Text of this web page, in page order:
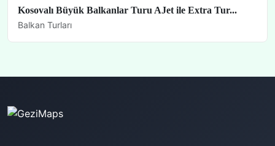
Kosovalı Büyük Balkanlar Turu AJet ile Extra Tur...
Balkan Turları